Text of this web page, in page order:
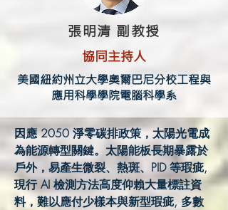
張明清 副教授
協同主持人
美國紐約州立大學奧爾巴尼分校工程與
應用科學學院電腦科學系
因應 2050 淨零碳排政策，太陽光電成
為能源轉型關鍵。太陽能板長期暴露於
戶外，易產生微裂、熱斑、PID 等瑕疵,
現行 AI 檢測方法高度仰賴大量標註資
料，難以應付少樣本與新型瑕疵, 多數